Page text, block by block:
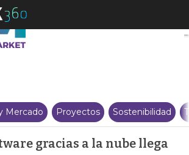
Altitude Software gracias a la
Mercado Proyectos Sostenibilidad
gracias a la nube llega